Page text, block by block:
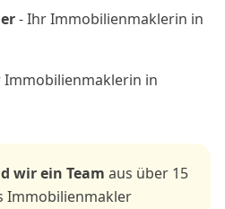
- Ihr Immobilienmaklerin in
Immobilienmaklerin in
wir ein Team aus über 15
Immobilienmakler